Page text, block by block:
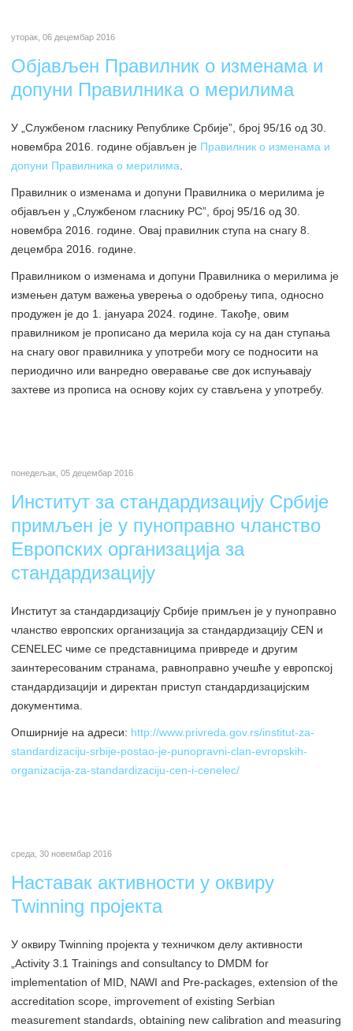
уторак, 06 децембар 2016
Објављен Правилник о изменама и
допуни Правилника о мерилима
У „Службеном гласнику Републике Србије”, број 95/16 од 30.
новембра 2016. године објављен је Правилник о изменама и
допуни Правилника о мерилима
Правилник о изменама и допуни Правилника о мерилима је
објављен у „Службеном гласнику РС”, број 95/16 од 30.
новембра 2016. године. Овај правилник ступа на снагу 8.
децембра 2016. године.
Правилником о изменама и допуни Правилника о мерилима је
измењен датум важења уверења о одобрењу типа, односно
продужен је до 1. јануара 2024. године. Такође, овим
правилником је прописано да мерила која су на дан ступања
на снагу овог правилника у употреби могу се подносити на
периодично или ванредно оверавање све док испуњавају
захтеве из прописа на основу којих су стављена у употребу.
понедељак, 05 децембар 2016
Институт за стандардизацију Србије
примљен је у пуноправно чланство
Европских организација за
стандардизацију
Институт за стандардизацију Србије примљен је у пуноправно
чланство европских организација за стандардизацију CEN и
CENELEC чиме се представницима привреде и другим
заинтересованим странама, равноправно учешће у европској
стандардизацији и директан приступ стандардизацијским
документима.
Опширније на адреси: http://www.privreda.gov.rs/institut-za-
standardizaciju-srbije-postao-je-punopravni-clan-evropskih-
organizacija-za-standardizaciju-cen-i-cenelec/
среда, 30 новембар 2016
Наставак активности у оквиру
Twinning пројекта
У оквиру Twinning пројекта у техничком делу активности
„Activity 3.1 Trainings and consultancy to DMDM for
implementation of MID, NAWI and Pre-packages, extension of the
accreditation scope, improvement of existing Serbian
measurement standards, obtaining new calibration and measuring